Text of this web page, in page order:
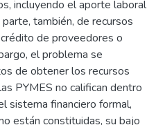
incluyendo el aporte laboral
también, de recursos
de proveedores o
el problema se
de obtener los recursos
PYMES no califican dentro
sistema financiero formal,
están constituidas, su bajo